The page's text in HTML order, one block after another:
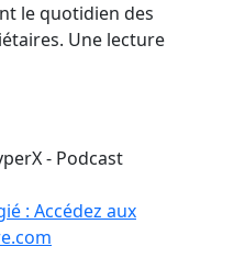
le quotidien des
Une lecture
: Accédez aux